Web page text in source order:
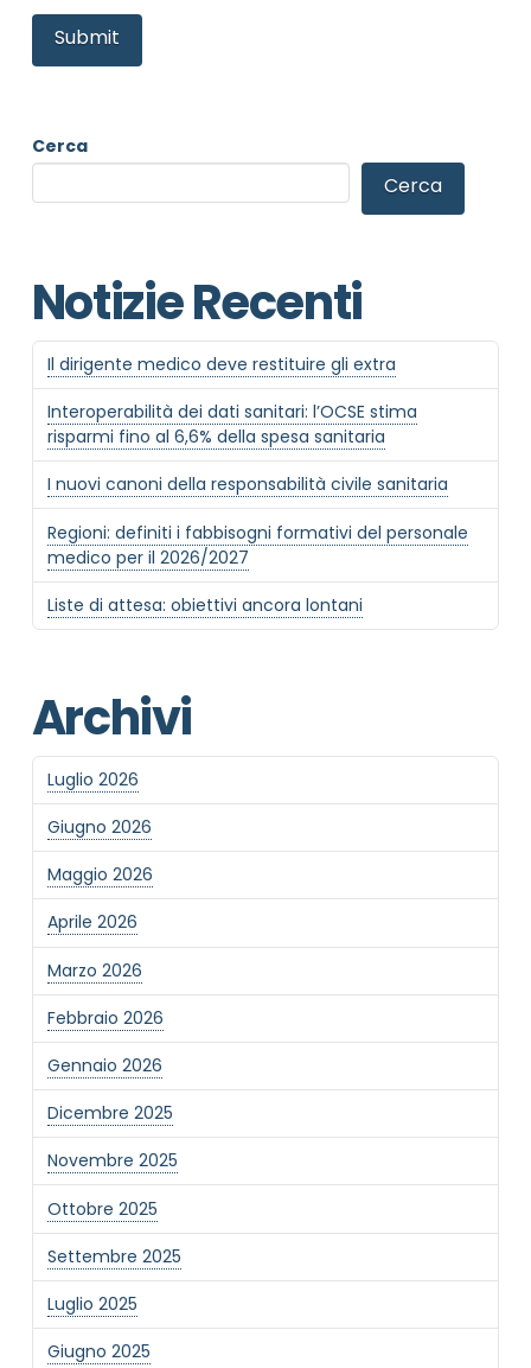
Cerca
Cerca
Notizie Recenti
Il dirigente medico deve restituire gli extra
Interoperabilità dei dati sanitari: l’OCSE stima
risparmi fino al 6,6% della spesa sanitaria
I nuovi canoni della responsabilità civile sanitaria
Regioni: definiti i fabbisogni formativi del personale
medico per il 2026/2027
Liste di attesa: obiettivi ancora lontani
Archivi
Luglio 2026
Giugno 2026
Maggio 2026
Aprile 2026
Marzo 2026
Febbraio 2026
Gennaio 2026
Dicembre 2025
Novembre 2025
Ottobre 2025
Settembre 2025
Luglio 2025
Giugno 2025